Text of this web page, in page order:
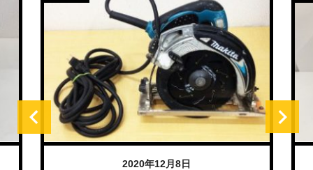
2020年12月8日